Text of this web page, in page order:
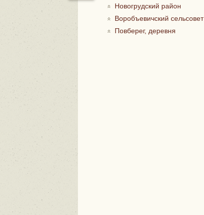
Новогрудский район
Воробъевичский сельсовет
Повберег, деревня